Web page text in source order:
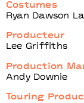
Costumes
Ryan Dawson
Producteur
Lee Griffiths
Production
Andy Downie
Touring